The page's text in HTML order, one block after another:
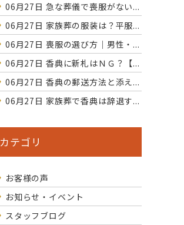
06月27日 急な葬儀で喪服がない...
06月27日 家族葬の服装は？平服...
06月27日 喪服の選び方｜男性・...
06月27日 香典に新札はＮＧ？【...
06月27日 香典の郵送方法と添え...
06月27日 家族葬で香典は辞退す...
カテゴリ
お客様の声
お知らせ・イベント
スタッフブログ